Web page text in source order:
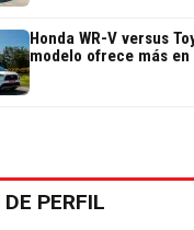
Honda WR-V versus
modelo ofrece más
PERFIL